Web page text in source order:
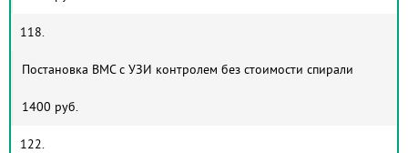
118.
Постановка ВМС с УЗИ контролем без стоимости спирали
1400 руб.
122.